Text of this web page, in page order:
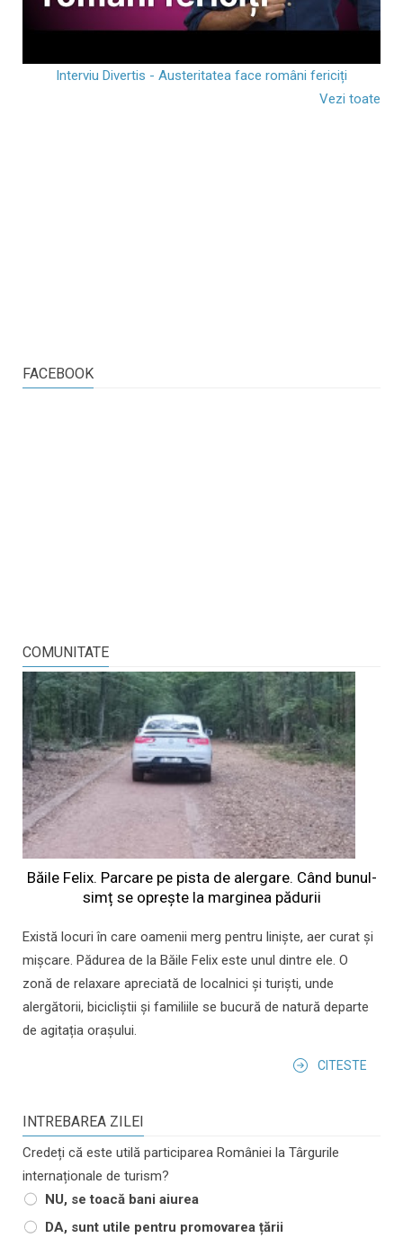
Interviu Divertis - Austeritatea face români fericiți
Vezi toate
FACEBOOK
COMUNITATE
Băile Felix. Parcare pe pista de alergare. Când bunul-
simț se oprește la marginea pădurii
Există locuri în care oamenii merg pentru liniște, aer curat și
mișcare. Pădurea de la Băile Felix este unul dintre ele. O
zonă de relaxare apreciată de localnici și turiști, unde
alergătorii, bicicliștii și familiile se bucură de natură departe
de agitația orașului.
CITESTE
INTREBAREA ZILEI
Credeți că este utilă participarea României la Târgurile
internaționale de turism?
NU, se toacă bani aiurea
DA, sunt utile pentru promovarea țării